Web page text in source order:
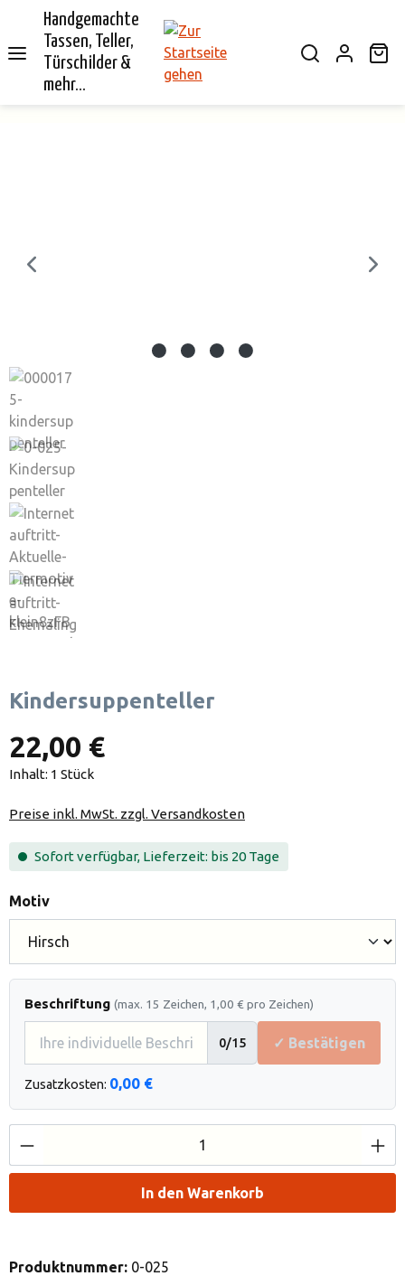
springen
Handgemachte
Tassen, Teller,
Türschilder &
mehr...
Kindersuppenteller
22,00 €
Inhalt: 1 Stück
Preise inkl. MwSt. zzgl. Versandkosten
Sofort verfügbar, Lieferzeit: bis 20 Tage
Motivauswählen
Beschriftung (max. 15 Zeichen, 1,00 € pro Zeichen)
0/15 ✓ Bestätigen
Zusatzkosten: 0,00 €
Produkt Anzahl: Gib den gewünschten
In den Warenkorb
Produktnummer: 0-025